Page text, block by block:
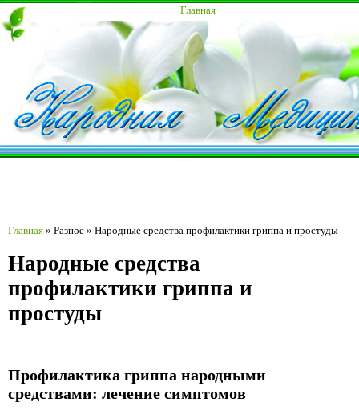
Главная
Главная » Разное » Народные средства профилактики гриппа и простуды
Народные средства
профилактики гриппа и
простуды
Профилактика гриппа народными
средствами: лечение симптомов